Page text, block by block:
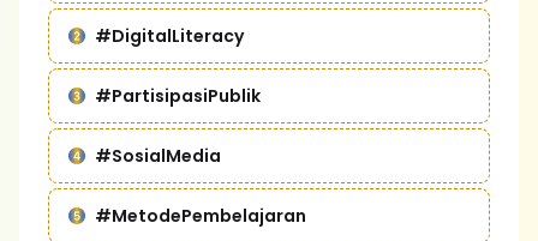
#DigitalLiteracy
#PartisipasiPublik
#SosialMedia
#MetodePembelajaran